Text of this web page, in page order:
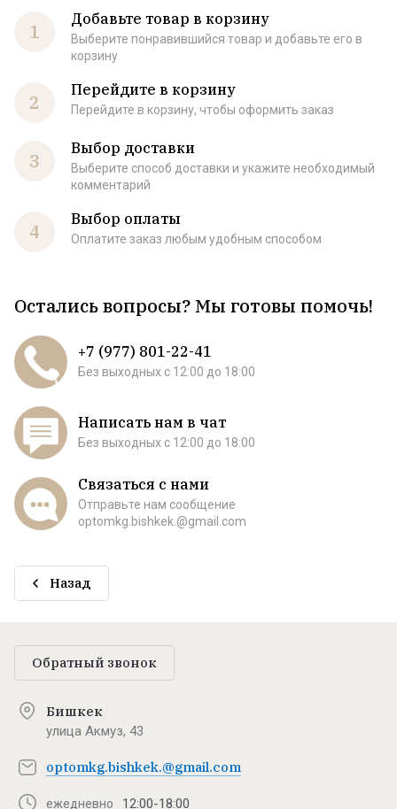
1
Добавьте товар в корзину
Выберите понравившийся товар и добавьте его в
корзину
2
Перейдите в корзину
Перейдите в корзину, чтобы оформить заказ
3
Выбор доставки
Выберите способ доставки и укажите необходимый
комментарий
4
Выбор оплаты
Оплатите заказ любым удобным способом
Остались вопросы? Мы готовы помочь!
+7 (977) 801-22-41
Без выходных c 12:00 до 18:00
Написать нам в чат
Без выходных c 12:00 до 18:00
Связаться с нами
Отправьте нам сообщение
optomkg.bishkek.@gmail.com
Назад
Обратный звонок
Бишкек
улица Акмуз, 43
optomkg.bishkek.@gmail.com
ежедневно 12:00-18:00